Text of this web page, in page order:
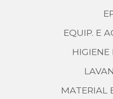
EQUIP. E
HIGIENE
MATERIAL